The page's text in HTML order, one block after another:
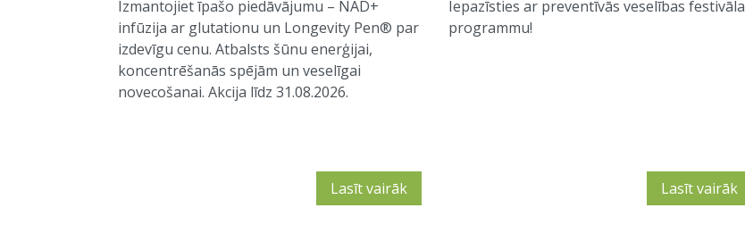
Izmantojiet īpašo piedāvājumu – NAD+
infūzija ar glutationu un Longevity Pen® par
izdevīgu cenu. Atbalsts šūnu enerģijai,
koncentrēšanās spējām un veselīgai
novecošanai. Akcija līdz 31.08.2026.
Lasīt vairāk
Iepazīsties ar preventīvās veselības festivāla
programmu!
Lasīt vairāk